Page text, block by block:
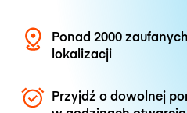
Ponad 2000 zaufanych
lokalizacji
Przyjdź o dowolnej